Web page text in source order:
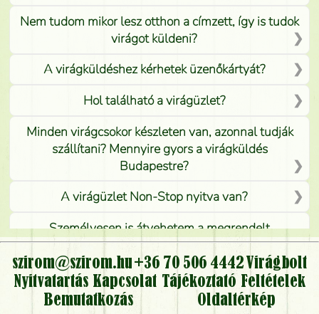
Nem tudom mikor lesz otthon a címzett, így is tudok
virágot küldeni?
A virágküldéshez kérhetek üzenőkártyát?
Hol található a virágüzlet?
Minden virágcsokor készleten van, azonnal tudják
szállítani? Mennyire gyors a virágküldés
Budapestre?
A virágüzlet Non-Stop nyitva van?
Személyesen is átvehetem a megrendelt
virágcsokrot, vagy csak virágküldéssel, kiszállítással
kérhető?
Vidékre is lehet rendelni?
szirom@szirom.hu +36 70 506 4442 Virágbolt
Nyitvatartás Kapcsolat Tájékoztató Feltételek
Bemutatkozás
Oldaltérkép